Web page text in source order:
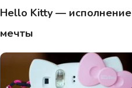
Hello Kitty — исполнение
мечты